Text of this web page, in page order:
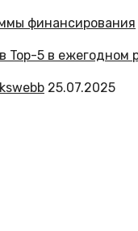
финансирования
25.07.2025